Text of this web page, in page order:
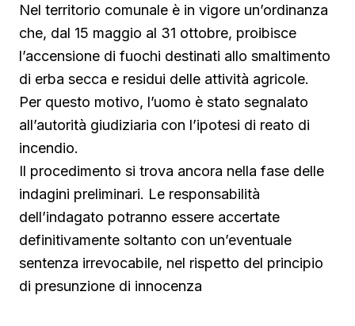
Nel territorio comunale è in vigore un’ordinanza
che, dal 15 maggio al 31 ottobre, proibisce
l’accensione di fuochi destinati allo smaltimento
di erba secca e residui delle attività agricole.
Per questo motivo, l’uomo è stato segnalato
all’autorità giudiziaria con l’ipotesi di reato di
incendio.
Il procedimento si trova ancora nella fase delle
indagini preliminari. Le responsabilità
dell’indagato potranno essere accertate
definitivamente soltanto con un’eventuale
sentenza irrevocabile, nel rispetto del principio
di presunzione di innocenza